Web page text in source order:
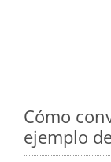
Cómo
ejemplo